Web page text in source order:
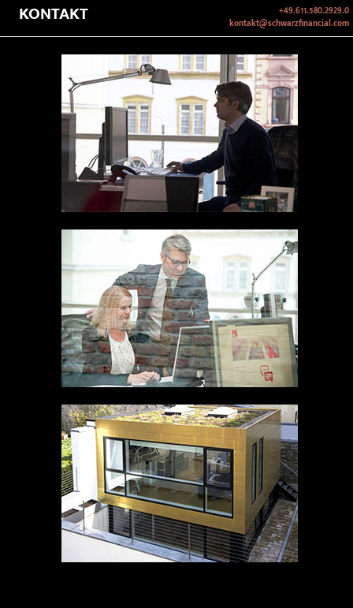
KONTAKT
+49.611.580.2929.0
kontakt@schwarzfinancial.com